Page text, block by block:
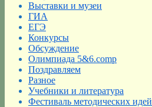
Выставки и музеи
ГИА
ЕГЭ
Конкурсы
Обсуждение
Олимпиада 5&6.comp
Поздравляем
Разное
Учебники и литература
Фестиваль методических идей